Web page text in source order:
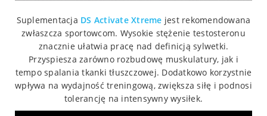
Suplementacja DS Activate Xtreme jest rekomendowana
zwłaszcza sportowcom. Wysokie stężenie testosteronu
znacznie ułatwia pracę nad definicją sylwetki.
Przyspiesza zarówno rozbudowę muskulatury, jak i
tempo spalania tkanki tłuszczowej. Dodatkowo korzystnie
wpływa na wydajność treningową, zwiększa siłę i podnosi
tolerancję na intensywny wysiłek.